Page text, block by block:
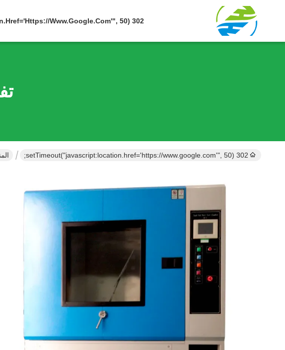
302 SetTimeout("javascript:location.href='https://www.google.com'", 50);
302 setTimeout("javascript:location.href='https://www.google.com'", 50);